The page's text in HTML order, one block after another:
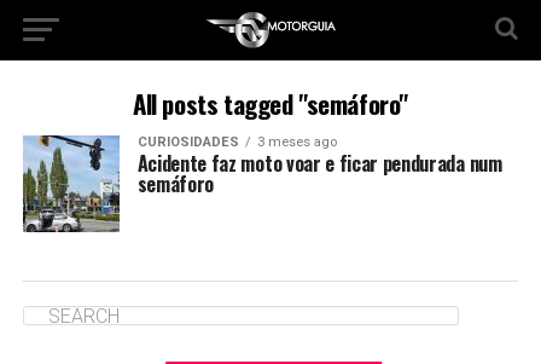
All posts tagged "semáforo"
CURIOSIDADES 3 meses ago
Acidente faz moto voar e ficar pendurada num
semáforo